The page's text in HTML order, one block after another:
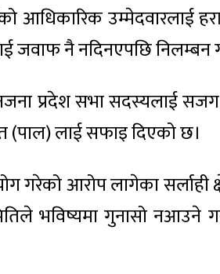
आधिकारिक उम्मेदवारलाई
नै नदिनएपछि निलम्बन
प्रदेश सभा सदस्यलाई
(पाल) लाई सफाइ दिएको छ।
गरेको आरोप लागेका सर्लाही
भविष्यमा गुनासो नआउने